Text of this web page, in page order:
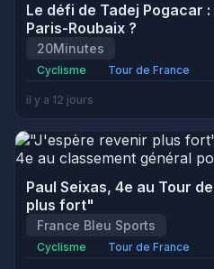
Le défi de Tadej Pogacar
Paris-Roubaix ?
20Minutes
Cyclisme Tour de France
il y a 12 jours
Paul Seixas, 4e au Tour
plus fort"
France Bleu Sports
Cyclisme Tour de France